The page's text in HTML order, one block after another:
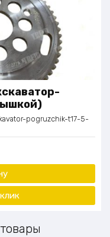
pogruzchik-t17-5-